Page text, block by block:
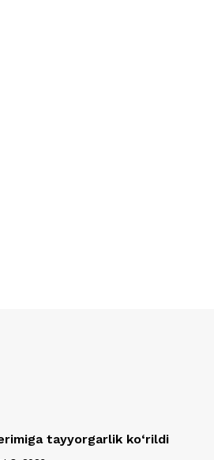
tayyorgarlik ko‘rildi